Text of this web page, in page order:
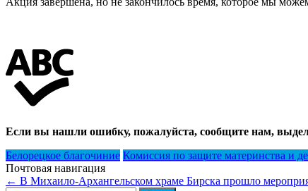
Если вы нашли ошибку, пожалуйста, сообщите нам,
Белорецкое благочиние Комиссия по защите материнства и
Почтовая навигация
← В Михаило-Архангельском храме Бирска прошло